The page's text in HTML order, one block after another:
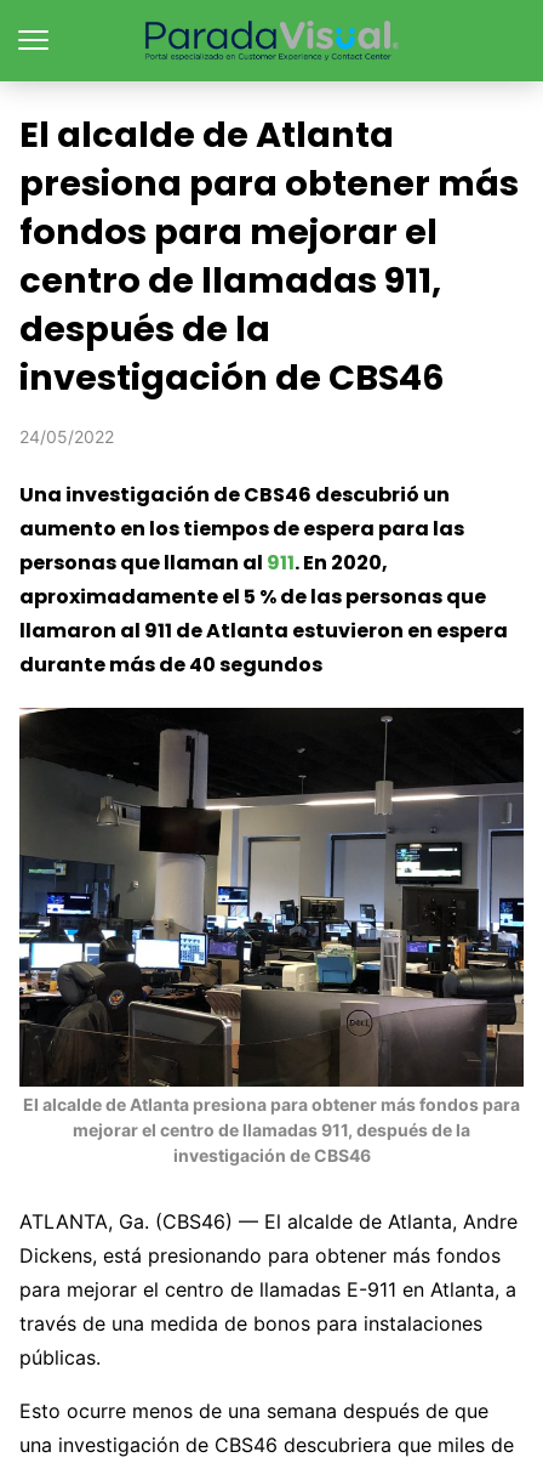
El alcalde de Atlanta
presiona para obtener más
fondos para mejorar el
centro de llamadas 911,
después de la
investigación de CBS46
24/05/2022
Una investigación de CBS46 descubrió un
aumento en los tiempos de espera para las
personas que llaman al 911. En 2020,
aproximadamente el 5 % de las personas que
llamaron al 911 de Atlanta estuvieron en espera
durante más de 40 segundos
El alcalde de Atlanta presiona para obtener más fondos para
mejorar el centro de llamadas 911, después de la
investigación de CBS46
ATLANTA, Ga. (CBS46) — El alcalde de Atlanta, Andre
Dickens, está presionando para obtener más fondos
para mejorar el centro de llamadas E-911 en Atlanta, a
través de una medida de bonos para instalaciones
públicas.
Esto ocurre menos de una semana después de que
una investigación de CBS46 descubriera que miles de